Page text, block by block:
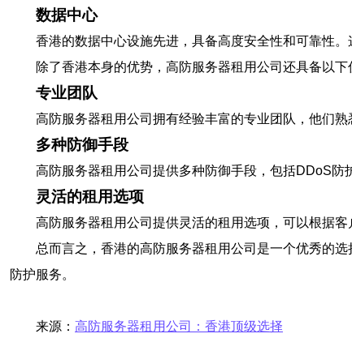
数据中心
香港的数据中心设施先进，具备高度安全性和可靠性
除了香港本身的优势，高防服务器租用公司还具备以下
专业团队
高防服务器租用公司拥有经验丰富的专业团队，他们
多种防御手段
高防服务器租用公司提供多种防御手段，包括DDoS防
灵活的租用选项
高防服务器租用公司提供灵活的租用选项，可以根据
总而言之，香港的高防服务器租用公司是一个优秀的
防护服务。
来源： 高防服务器租用公司：香港顶级选择